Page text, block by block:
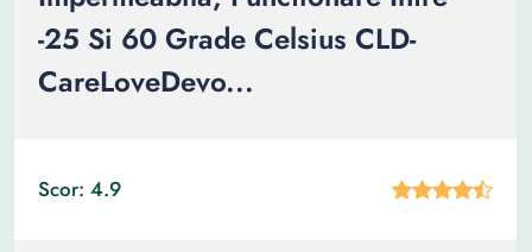
-25 Si 60 Grade Celsius CLD-
CareLoveDevo...
Scor: 4.9